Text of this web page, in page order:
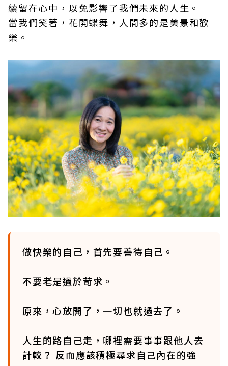
續留在心中，以免影響了我們未來的人生。
當我們笑著，花開蝶舞，人間多的是美景和歡
樂。
做快樂的自己，首先要善待自己。
不要老是過於苛求。
原來，心放開了，一切也就過去了。
人生的路自己走，哪裡需要事事跟他人去
計較？ 反而應該積極尋求自己內在的強